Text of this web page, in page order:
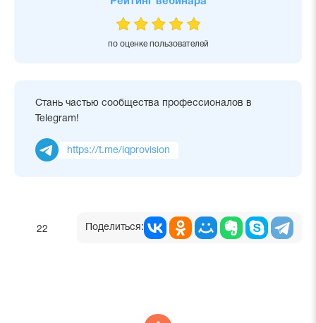
по оценке пользователей
Стань частью сообщества профессионалов в
Telegram!
https://t.me/iqprovision
22 Поделиться: